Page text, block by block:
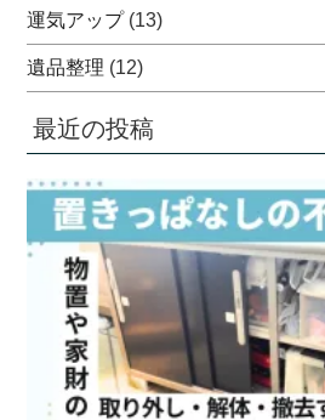
運気アップ(13)
遺品整理 (12)
最近の投稿